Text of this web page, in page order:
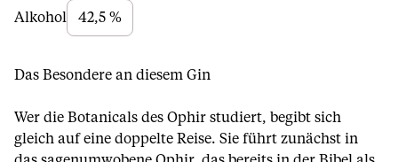
Beschreibung
Alkohol 42,5 %
Das Besondere an diesem Gin
Wer die Botanicals des Ophir studiert, begibt sich
gleich auf eine doppelte Reise. Sie führt zunächst in